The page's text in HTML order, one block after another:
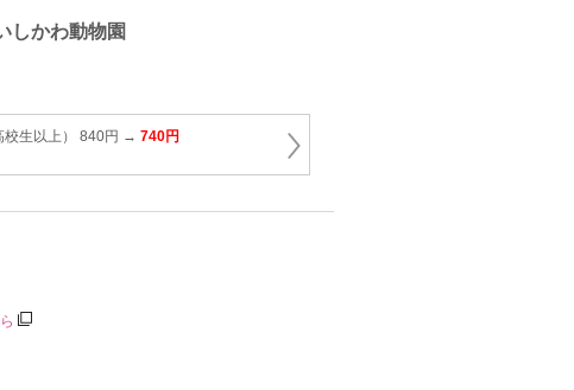
しかわ動物園
校生以上） 840円 → 740円